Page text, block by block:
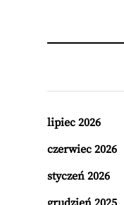
lipiec 2026
czerwiec 2026
styczeń 2026